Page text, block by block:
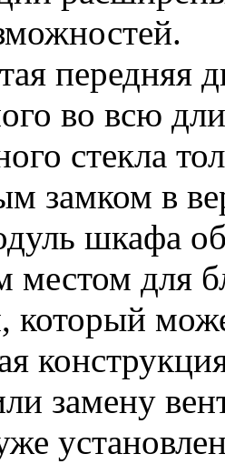
передняя
во всю
стекла
замком в
шкафа
местом для
который
замену